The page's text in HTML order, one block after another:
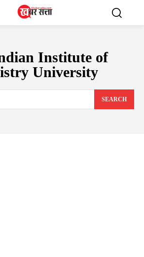
Institute of
University
SEARCH